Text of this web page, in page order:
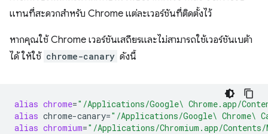
แทนที่สะดวกสำหรับ Chrome แต่ละเวอร์ชันที่ติดตั้งไว้
หากคุณใช้ Chrome เวอร์ชันเสถียรและไม่สามารถใช้เวอร์ชันเบต้า
ได้ ให้ใช้ chrome-canary ดังนี้
alias chrome="/Applications/Google\ Chrome.app/
alias chrome-canary="/Applications/Google\ Chrome\
alias chromium="/Applications/Chromium.app/Contents/